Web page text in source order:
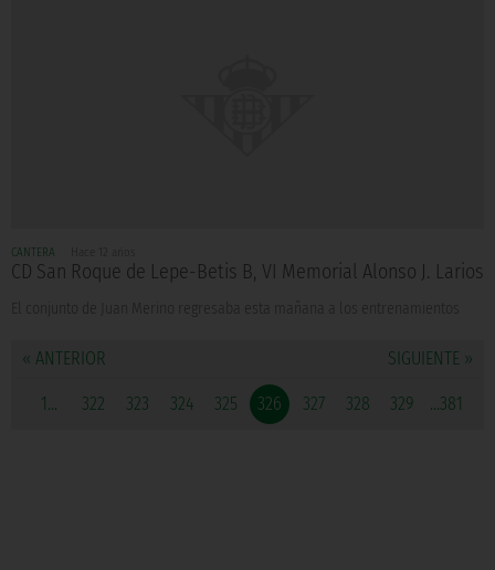
CANTERA
CD San Roque de Lepe-Betis B, VI Memorial Alonso J. Larios
El conjunto de Juan Merino regresaba esta mañana a los entrenamientos
« ANTERIOR SIGUIENTE »
1... 322 323 324 325 326 327 328 329 ...381